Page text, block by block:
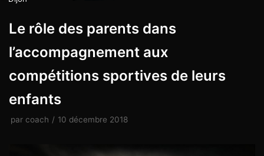
Le rôle des parents dans
l’accompagnement aux
compétitions sportives de leurs
enfants
par coach 10 décembre 2018